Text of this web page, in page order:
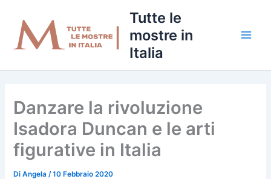
contenuto
Tutte le
mostre in
Italia
Danzare la rivoluzione
Isadora Duncan e le arti
figurative in Italia
DiAngela/10 Febbraio 2020